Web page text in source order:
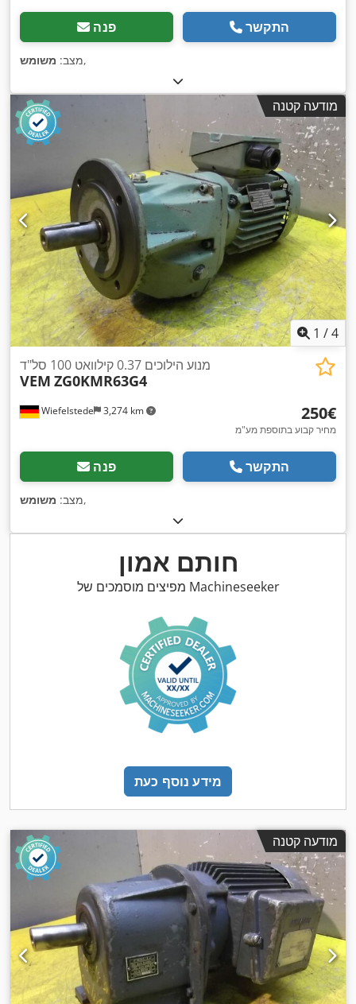
פנה התקשר
מצב: משומש ,
מודעה קטנה
1 /4
Wiefelstede 3,274 km
מנוע הילוכים 0.37 קילוואט 100 סל"ד
VEM ZG0KMR63G4
‏250 ‏€
מחיר קבוע בתוספת מע"מ
פנה התקשר
מצב: משומש ,
חותם אמון
מפיצים מוסמכים של Machineseeker
מידע נוסף כעת
מודעה קטנה